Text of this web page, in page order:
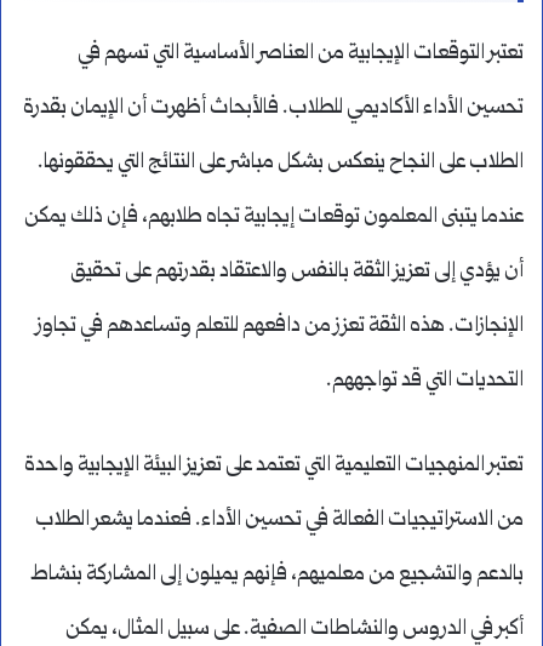
تعتبر التوقعات الإيجابية من العناصر الأساسية التي تسهم في
تحسين الأداء الأكاديمي للطلاب. فالأبحاث أظهرت أن الإيمان بقدرة
الطلاب على النجاح ينعكس بشكل مباشر على النتائج التي يحققونها.
عندما يتبنى المعلمون توقعات إيجابية تجاه طلابهم، فإن ذلك يمكن
أن يؤدي إلى تعزيز الثقة بالنفس والاعتقاد بقدرتهم على تحقيق
الإنجازات. هذه الثقة تعزز من دافعهم للتعلم وتساعدهم في تجاوز
التحديات التي قد تواجههم.
تعتبر المنهجيات التعليمية التي تعتمد على تعزيز البيئة الإيجابية واحدة
من الاستراتيجيات الفعالة في تحسين الأداء. فعندما يشعر الطلاب
بالدعم والتشجيع من معلميهم، فإنهم يميلون إلى المشاركة بنشاط
أكبر في الدروس والنشاطات الصفية. على سبيل المثال، يمكن